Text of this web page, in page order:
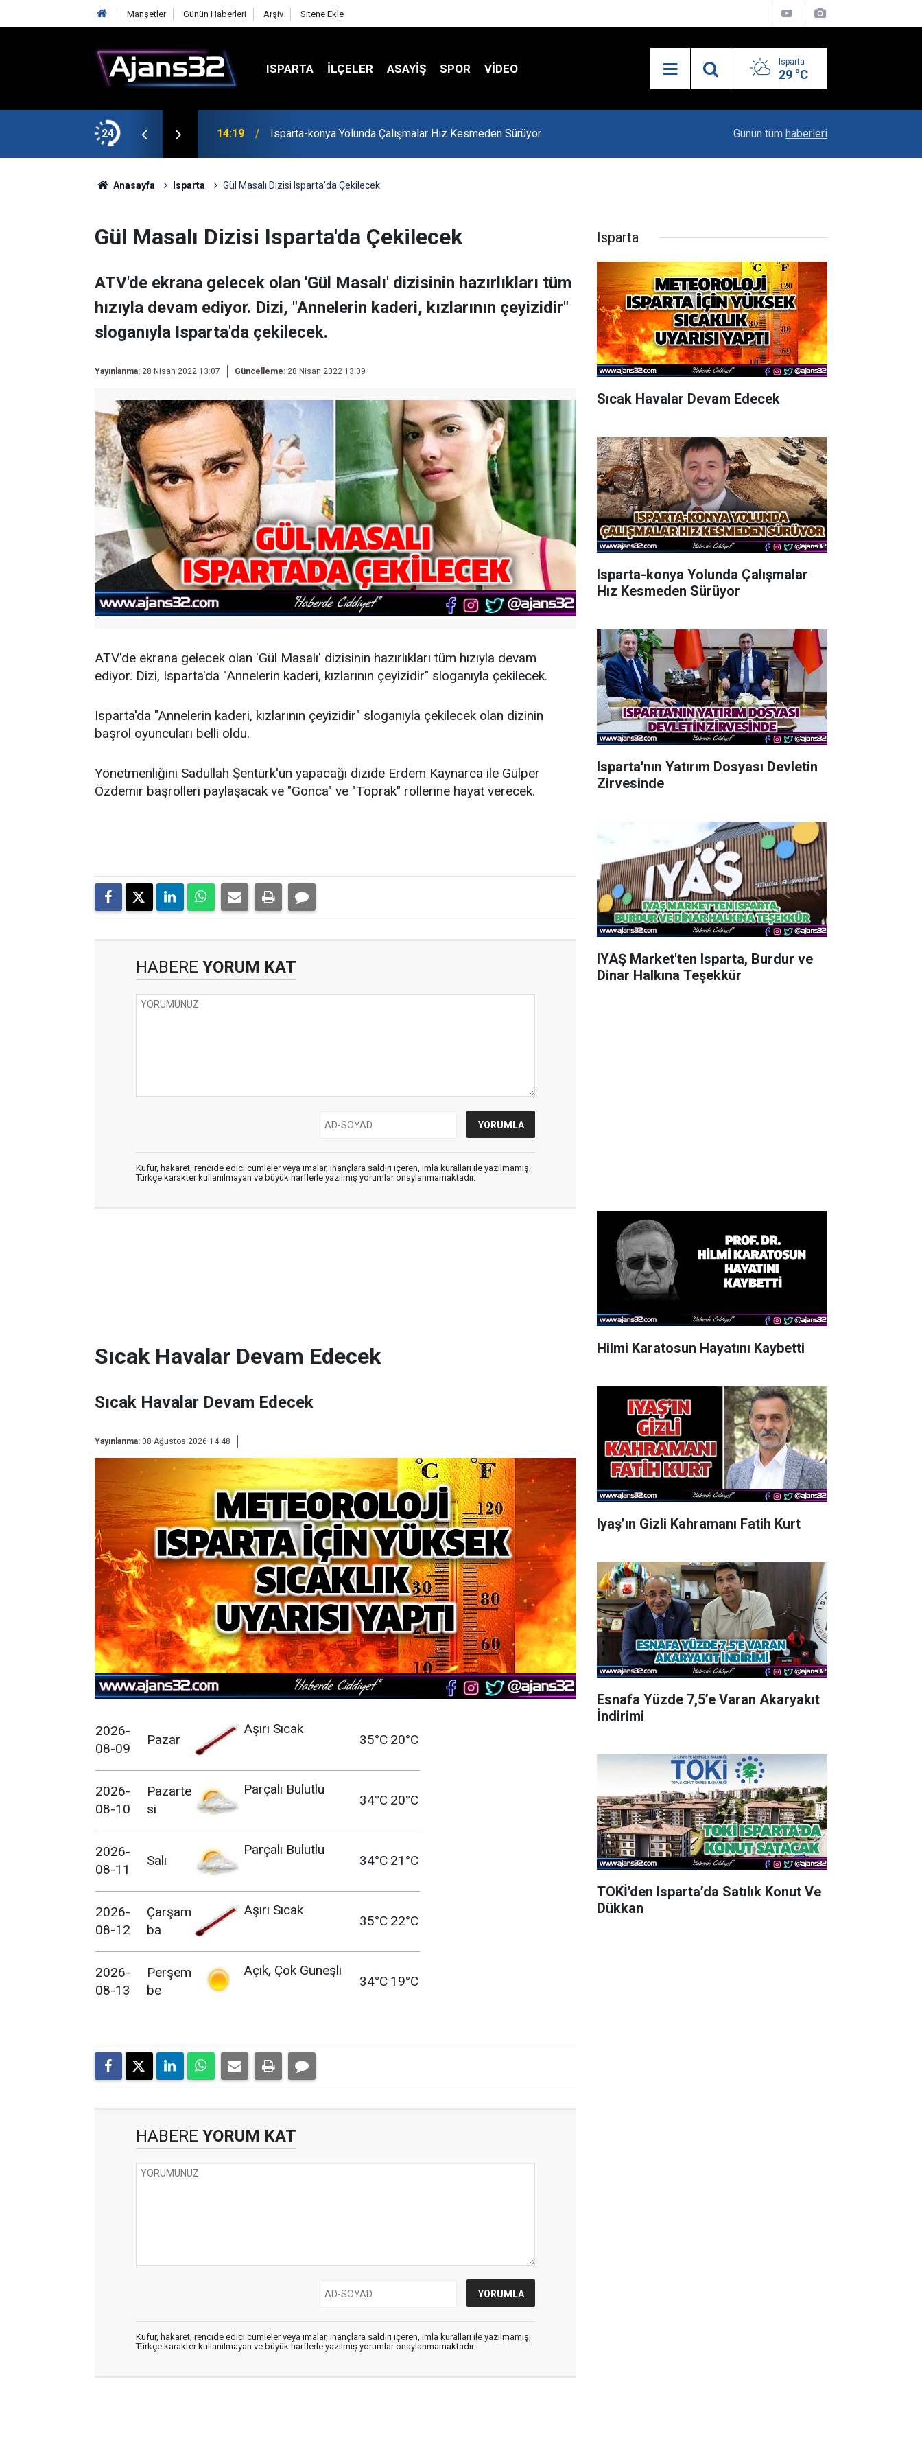
Manşetler Günün Haberleri Arşiv Sitene Ekle
ISPARTA İLÇELER ASAYİŞ SPOR VIDEO Isparta
29 °C
24 14:19 Isparta-konya Yolunda Çalışmalar Hız Kesmeden Sürüyor Isparta'nın Yatırım Dosyası Devletin Zirvesinde
Günün tüm haberleri
Anasayfa Isparta Gül Masalı Dizisi Isparta'da Çekilecek
Gül Masalı Dizisi Isparta'da Çekilecek
ATV'de ekrana gelecek olan 'Gül Masalı' dizisinin hazırlıkları tüm
hızıyla devam ediyor. Dizi, "Annelerin kaderi, kızlarının çeyizidir"
sloganıyla Isparta'da çekilecek.
Yayınlanma: 28 Nisan 2022 13:07 Güncelleme: 28 Nisan 2022 13:09
ATV'de ekrana gelecek olan 'Gül Masalı' dizisinin hazırlıkları tüm hızıyla devam
ediyor. Dizi, Isparta'da "Annelerin kaderi, kızlarının çeyizidir" sloganıyla çekilecek.
Isparta'da "Annelerin kaderi, kızlarının çeyizidir" sloganıyla çekilecek olan dizinin
başrol oyuncuları belli oldu.
Yönetmenliğini Sadullah Şentürk'ün yapacağı dizide Erdem Kaynarca ile Gülper
Özdemir başrolleri paylaşacak ve "Gonca" ve "Toprak" rollerine hayat verecek.
HABERE YORUM KAT
Küfür, hakaret, rencide edici cümleler veya imalar, inançlara saldırı içeren, imla kuralları ile yazılmamış,
Türkçe karakter kullanılmayan ve büyük harflerle yazılmış yorumlar onaylanmamaktadır.
Sıcak Havalar Devam Edecek
Sıcak Havalar Devam Edecek
Yayınlanma: 08 Ağustos 2026 14:48
2026-
08-09
Pazar
Aşırı Sıcak
35°C 20°C
2026-
08-10
Pazarte
si
Parçalı Bulutlu
34°C 20°C
2026-
08-11
Salı
Parçalı Bulutlu
34°C 21°C
2026-
08-12
Çarşam
ba
Aşırı Sıcak
35°C 22°C
2026-
08-13
Perşem
be
Açık, Çok Güneşli
34°C 19°C
HABERE YORUM KAT
Küfür, hakaret, rencide edici cümleler veya imalar, inançlara saldırı içeren, imla kuralları ile yazılmamış,
Türkçe karakter kullanılmayan ve büyük harflerle yazılmış yorumlar onaylanmamaktadır.
Isparta
Sıcak Havalar Devam Edecek
Isparta-konya Yolunda Çalışmalar
Hız Kesmeden Sürüyor
Isparta'nın Yatırım Dosyası Devletin
Zirvesinde
IYAŞ Market'ten Isparta, Burdur ve
Dinar Halkına Teşekkür
Hilmi Karatosun Hayatını Kaybetti
Iyaş’ın Gizli Kahramanı Fatih Kurt
Esnafa Yüzde 7,5’e Varan Akaryakıt
İndirimi
TOKİ'den Isparta’da Satılık Konut Ve
Dükkan